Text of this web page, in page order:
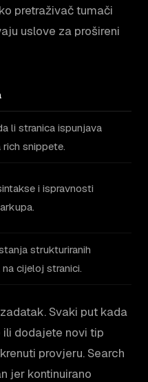
pretraživač tumači
uslove za prošireni
li stranica ispunjava
snippete.
i ispravnosti
strukturiranih
cijeloj stranici.
Svaki put kada
dodajete novi tip
provjeru. Search
jer kontinuirano